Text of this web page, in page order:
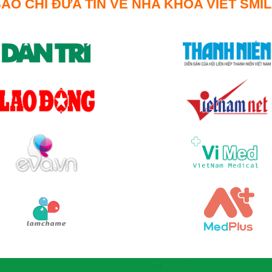
CHÍ ĐƯA TIN VỀ NHA KHOA VIET